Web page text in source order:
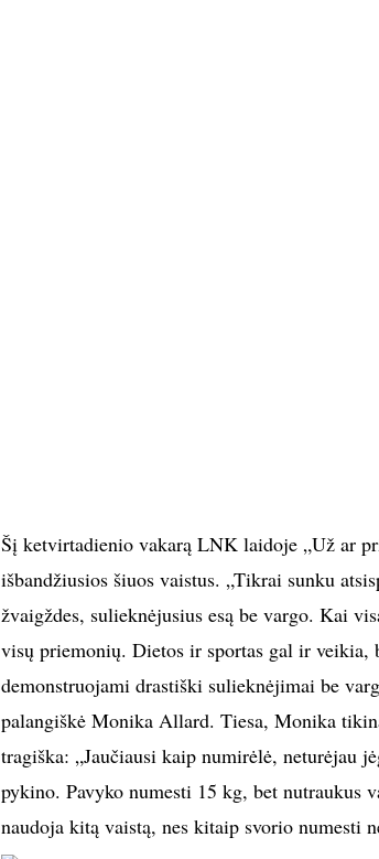
Šį ketvirtadienio vakarą LNK laidoje „Už ar
išbandžiusios šiuos vaistus. „Tikrai sunku
žvaigždes, sulieknėjusius esą be vargo. Kai
visų priemonių. Dietos ir sportas gal ir veikia,
demonstruojami drastiški sulieknėjimai be
palangiškė Monika Allard. Tiesa, Monika
tragiška: „Jaučiausi kaip numirėlė, neturėjau
pykino. Pavyko numesti 15 kg, bet nutraukus
naudoja kitą vaistą, nes kitaip svorio numesti